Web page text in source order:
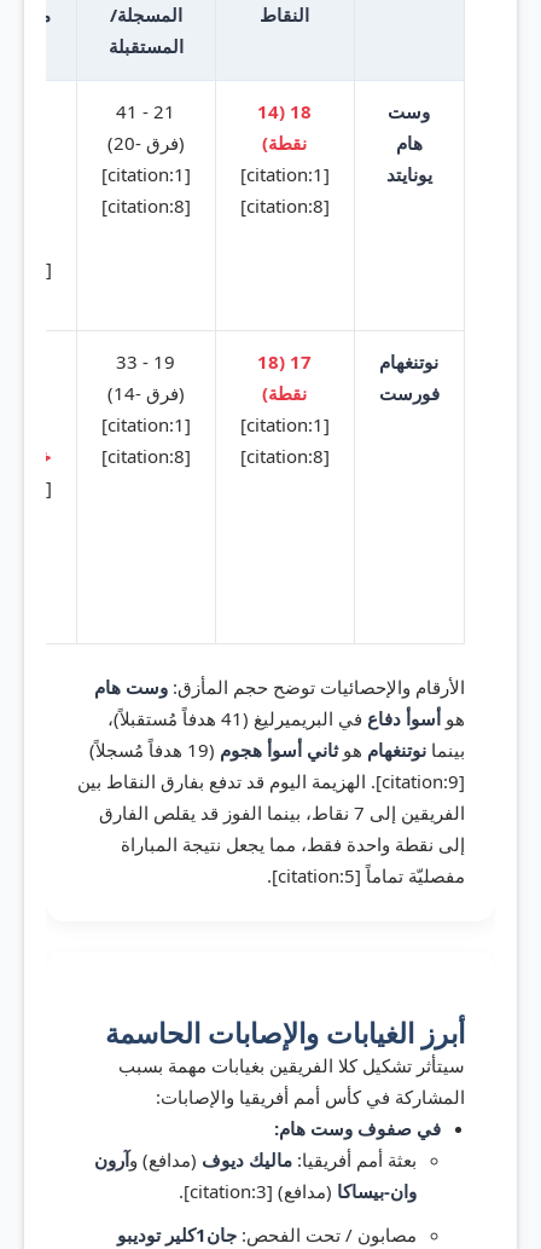
النقاط
المسجلة/
المستقبلة
وست
هام
يونايتد
18 (14
نقطة)
[citation:1]
[citation:8]
21 - 41
(فرق -20)
[citation:1]
[citation:8]
[citation:9]
نوتنغهام
فورست
17 (18
نقطة)
[citation:1]
[citation:8]
19 - 33
(فرق -14)
[citation:1]
[citation:8]
[citation:9]
الأرقام والإحصائيات توضح حجم المأزق:وست هام
هوأسوأ دفاع
في البريميرليغ (41 هدفاً مُستقبلاً)،
بينمانوتنغهام هوثاني أسوأ هجوم
(19 هدفاً مُسجلاً)
[citation:9]. الهزيمة اليوم قد تدفع بفارق النقاط بين
الفريقين إلى 7 نقاط، بينما الفوز قد يقلص الفارق
إلى نقطة واحدة فقط، مما يجعل نتيجة المباراة
مفصليّة تماماً [citation:5].
أبرز الغيابات والإصابات الحاسمة
سيتأثر تشكيل كلا الفريقين بغيابات مهمة بسبب
المشاركة في كأس أمم أفريقيا والإصابات:
في صفوف وست هام:
بعثة أمم أفريقيا:ماليك ديوف (مدافع) وآرون
وان-بيساكا (مدافع) [citation:3].
مصابون / تحت الفحص:جان1كلير توديبو